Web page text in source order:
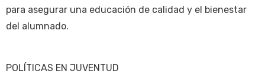
para asegurar una educación de calidad y el bienestar
del alumnado.
POLÍTICAS EN JUVENTUD